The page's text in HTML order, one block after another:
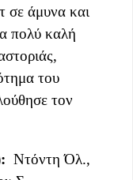
σε άμυνα και
πολύ καλή
του
τον
Ντόντη Όλ.,